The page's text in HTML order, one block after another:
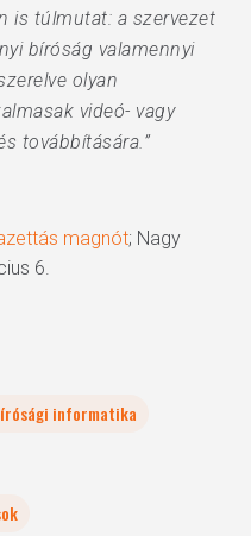
is túlmutat: a szervezet
bíróság valamennyi
olyan
videó- vagy
továbbítására.”
magnót; Nagy
6.
informatika